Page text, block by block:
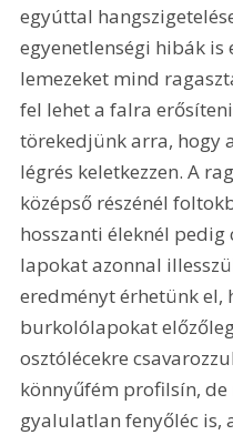
egyúttal
egyenetlenségi hibák
lemezeket mind
fel lehet a falra
törekedjünk arra, hogy
légrés keletkezzen. A
középső részénél
hosszanti éleknél pedig
lapokat azonnal
eredményt érhetünk el,
burkolólapokat
osztólécekre
könnyűfém profilsín, de
gyalulatlan fenyőléc is,